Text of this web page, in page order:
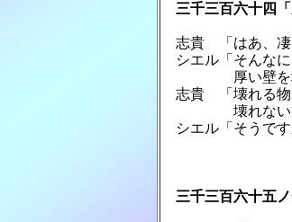
三千三百六十四「
志貴　「はあ、凄
シエル「そんなに
厚い壁を壊し
志貴　「壊れる物
壊れない筈の
シエル「そうです
三千三百六十五ノ